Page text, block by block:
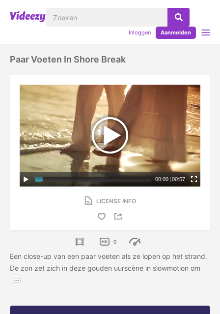
Inloggen Aanmelden
Paar Voeten In Shore Break
00:00 | 00:57
LICENSE INFO
0
Een close-up van een paar voeten als ze lopen op het strand.
De zon zet zich in deze gouden uurscène in slowmotion om